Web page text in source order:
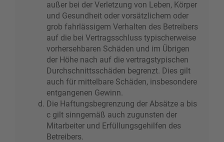
außer bei der Verletzung von Leben, Körper
und Gesundheit oder vorsätzlichem oder
grob fahrlässigem Verhalten des Betreibers
auf die bei Vertragsschluss typischerweise
vorhersehbaren Schäden und im Übrigen
der Höhe nach auf die vertragstypischen
Durchschnittsschäden begrenzt. Dies gilt
auch für mittelbare Schäden, insbesondere
entgangenen Gewinn.
Die Haftungsbegrenzung der Absätze a bis
c gilt sinngemäß auch zugunsten der
Mitarbeiter und Erfüllungsgehilfen des
Betreibers.